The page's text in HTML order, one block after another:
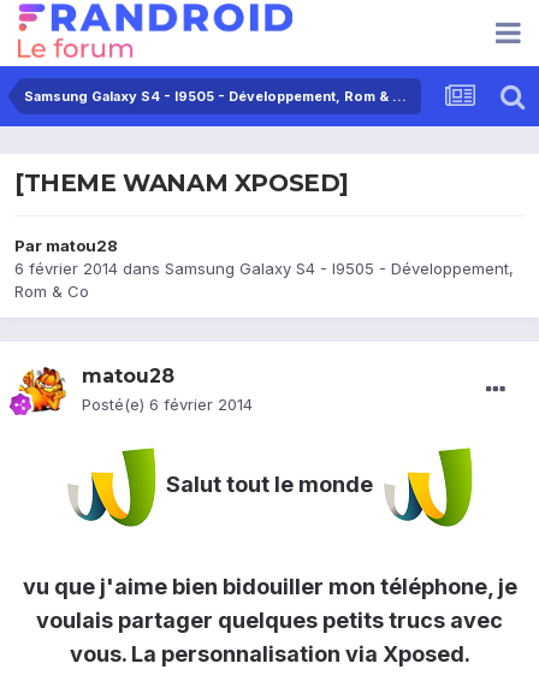
Samsung Galaxy S4 - I9505 - Développement, Rom & Co
[THEME WANAM XPOSED]
Par matou28
6 février 2014 dans Samsung Galaxy S4 - I9505 - Développement,
Rom & Co
matou28
Posté(e) 6 février 2014
Salut tout le monde
vu que j'aime bien bidouiller mon téléphone, je
voulais partager quelques petits trucs avec
vous. La personnalisation via Xposed.